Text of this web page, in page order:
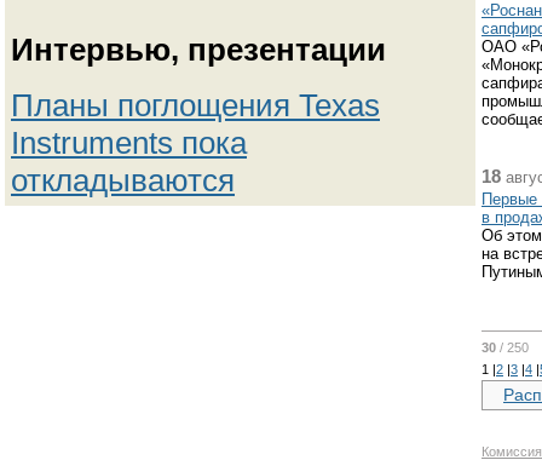
Интервью, презентации
Планы поглощения Texas
Instruments пока
откладываются
ОАО
18
Первые
в
Об
на
30 / 250
1 |2 |3 |4 |
Комиссия